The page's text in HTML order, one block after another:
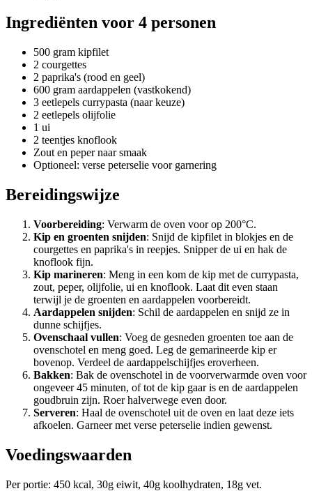
Ingrediënten voor 4 personen
500 gram kipfilet
2 courgettes
2 paprika's (rood en geel)
600 gram aardappelen (vastkokend)
3 eetlepels currypasta (naar keuze)
2 eetlepels olijfolie
1 ui
2 teentjes knoflook
Zout en peper naar smaak
Optioneel: verse peterselie voor garnering
Bereidingswijze
Voorbereiding: Verwarm de oven voor op 200°C.
Kip en groenten snijden: Snijd de kipfilet in blokjes en de
courgettes en paprika's in reepjes. Snipper de ui en hak de
knoflook fijn.
Kip marineren: Meng in een kom de kip met de currypasta,
zout, peper, olijfolie, ui en knoflook. Laat dit even staan
terwijl je de groenten en aardappelen voorbereidt.
Aardappelen snijden: Schil de aardappelen en snijd ze in
dunne schijfjes.
Ovenschaal vullen: Voeg de gesneden groenten toe aan de
ovenschotel en meng goed. Leg de gemarineerde kip er
bovenop. Verdeel de aardappelschijfjes eroverheen.
Bakken: Bak de ovenschotel in de voorverwarmde oven voor
ongeveer 45 minuten, of tot de kip gaar is en de aardappelen
goudbruin zijn. Roer halverwege even door.
Serveren: Haal de ovenschotel uit de oven en laat deze iets
afkoelen. Garneer met verse peterselie indien gewenst.
Voedingswaarden
Per portie: 450 kcal, 30g eiwit, 40g koolhydraten, 18g vet.